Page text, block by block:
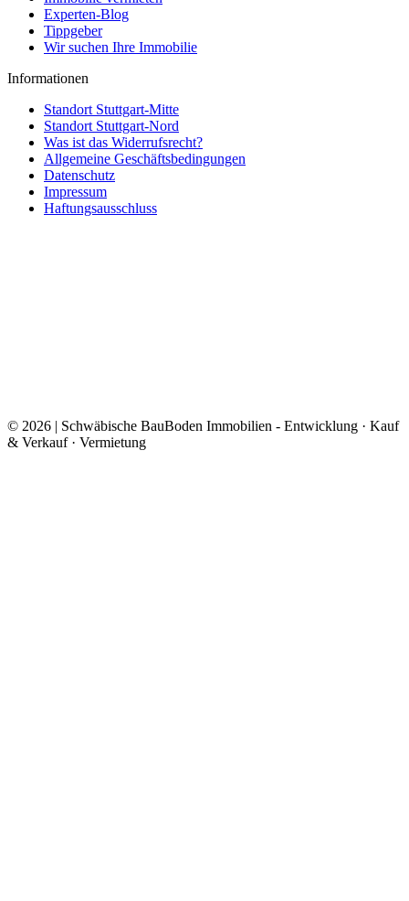
Experten-Blog
Tippgeber
Wir suchen Ihre Immobilie
Informationen
Standort Stuttgart-Mitte
Standort Stuttgart-Nord
Was ist das Widerrufsrecht?
Allgemeine Geschäftsbedingungen
Datenschutz
Impressum
Haftungsausschluss
© 2026 | Schwäbische BauBoden Immobilien - Entwicklung · Kauf
& Verkauf · Vermietung